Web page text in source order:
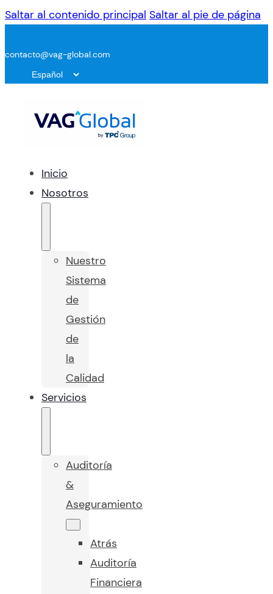
Saltar al contenido principal Saltar al pie de página
contacto@vag-global.com
Inicio
Nosotros
Nuestro
Sistema
de
Gestión
de
la
Calidad
Servicios
Auditoría
&
Aseguramiento
Atrás
Auditoría
Financiera